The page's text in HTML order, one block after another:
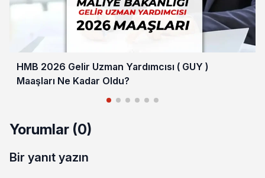
HMB 2026 Gelir Uzman Yardımcısı ( GUY )
Maaşları Ne Kadar Oldu?
Yorumlar (0)
Bir yanıt yazın